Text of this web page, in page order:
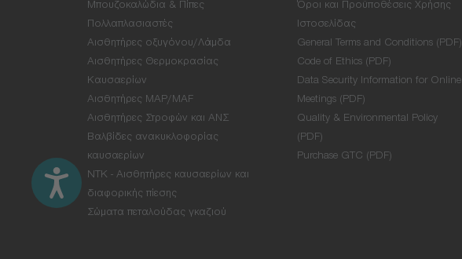
Μπουζοκαλώδια & Πίπες
Πολλαπλασιαστές
Αισθητήρες οξυγόνου/Λάμδα
Αισθητήρες Θερμοκρασίας
Καυσαερίων
Αισθητήρες MAP/MAF
Αισθητήρες Στροφών και ΑΝΣ
Βαλβίδες ανακυκλοφορίας
καυσαερίων
NTK - Αισθητήρες καυσαερίων και
διαφορικής πίεσης
Σώματα πεταλούδας γκαζιού
Όροι και Προϋποθέσεις Χρήσης
Ιστοσελίδας
General Terms and Conditions (PDF)
Code of Ethics (PDF)
Data Security Information for Online
Meetings (PDF)
Quality & Environmental Policy
(PDF)
Purchase GTC (PDF)